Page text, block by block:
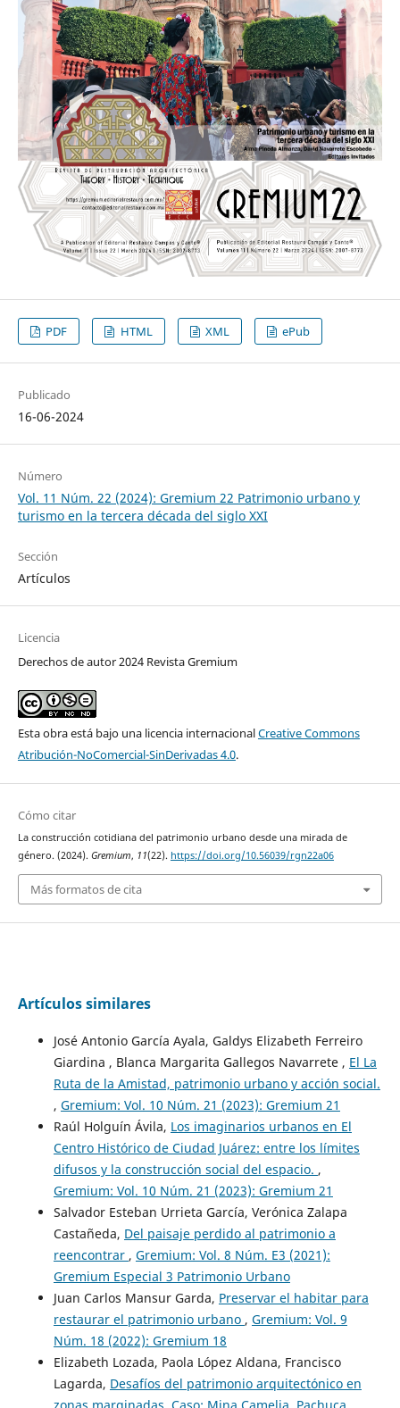
PDF HTML XML ePub
Publicado
16-06-2024
Número
Vol. 11 Núm. 22 (2024): Gremium 22 Patrimonio urbano y
turismo en la tercera década del siglo XXI
Sección
Artículos
Licencia
Derechos de autor 2024 Revista Gremium
Esta obra está bajo una licencia internacionalCreative Commons
Atribución-NoComercial-SinDerivadas 4.0.
Cómo citar
La construcción cotidiana del patrimonio urbano desde una mirada de
género. (2024). Gremium, 11(22). https://doi.org/10.56039/rgn22a06
Más formatos de cita
Artículos similares
José Antonio García Ayala, Galdys Elizabeth Ferreiro
Giardina , Blanca Margarita Gallegos Navarrete , El La
Ruta de la Amistad, patrimonio urbano y acción social.
, Gremium: Vol. 10 Núm. 21 (2023): Gremium 21
Raúl Holguín Ávila, Los imaginarios urbanos en El
Centro Histórico de Ciudad Juárez: entre los límites
difusos y la construcción social del espacio. ,
Gremium: Vol. 10 Núm. 21 (2023): Gremium 21
Salvador Esteban Urrieta García, Verónica Zalapa
Castañeda, Del paisaje perdido al patrimonio a
reencontrar , Gremium: Vol. 8 Núm. E3 (2021):
Gremium Especial 3 Patrimonio Urbano
Juan Carlos Mansur Garda, Preservar el habitar para
restaurar el patrimonio urbano , Gremium: Vol. 9
Núm. 18 (2022): Gremium 18
Elizabeth Lozada, Paola López Aldana, Francisco
Lagarda, Desafíos del patrimonio arquitectónico en